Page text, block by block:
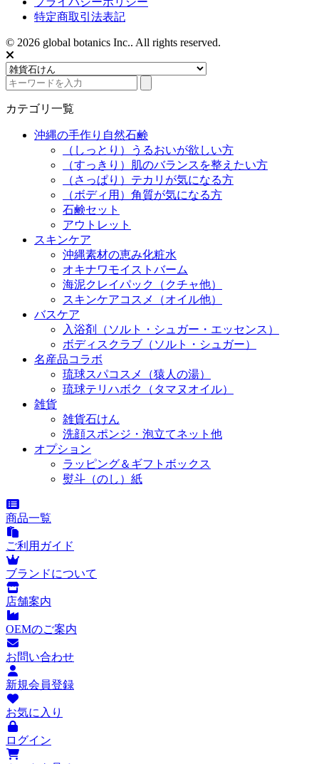
特定商取引法表記
© 2026 global botanics Inc.. All rights reserved.
カテゴリ一覧
沖縄の手作り自然石鹸
（しっとり）うるおいが欲しい方
（すっきり）肌のバランスを整えたい方
（さっぱり）テカリが気になる方
（ボディ用）角質が気になる方
石鹸セット
アウトレット
スキンケア
沖縄素材の恵み化粧水
オキナワモイストバーム
海泥クレイパック（クチャ他）
スキンケアコスメ（オイル他）
バスケア
入浴剤（ソルト・シュガー・エッセンス）
ボディスクラブ（ソルト・シュガー）
名産品コラボ
琉球スパコスメ（猿人の湯）
琉球テリハボク（タマヌオイル）
雑貨
雑貨石けん
洗顔スポンジ・泡立てネット他
オプション
ラッピング＆ギフトボックス
熨斗（のし）紙
商品一覧
ご利用ガイド
ブランドについて
店舗案内
OEMのご案内
お問い合わせ
新規会員登録
お気に入り
ログイン